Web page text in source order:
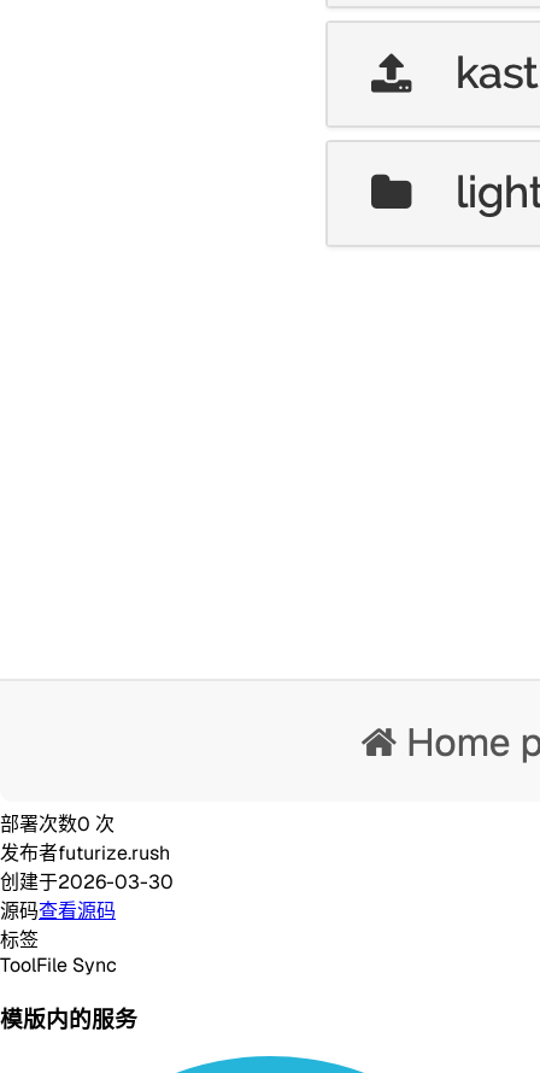
部署次数0 次
发布者futurize.rush
创建于2026-03-30
源码查看源码
标签
ToolFile Sync
模版内的服务